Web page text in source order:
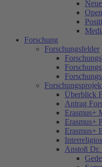
Forschung
Forschungsfelder
Überblick
Antrag
Erasmus+
Erasmus+
Erasmus+
Anstoß Dr.